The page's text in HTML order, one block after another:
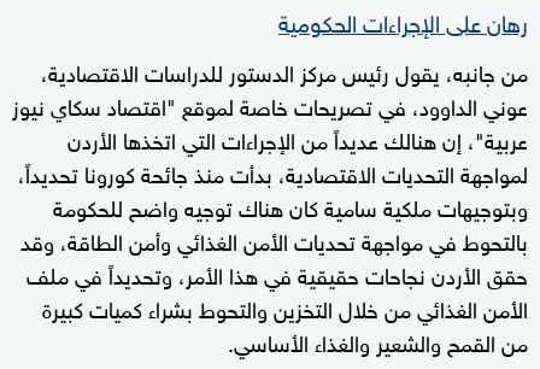
رهان على الإجراءات الحكومية
من جانبه، يقول رئيس مركز الدستور للدراسات الاقتصادية،
عوني الداوود، في تصريحات خاصة لموقع "اقتصاد سكاي نيوز
عربية"، إن هنالك عديداً من الإجراءات التي اتخذها الأردن
لمواجهة التحديات الاقتصادية، بدأت منذ جائحة كورونا تحديداً،
وبتوجيهات ملكية سامية كان هناك توجيه واضح للحكومة
بالتحوط في مواجهة تحديات الأمن الغذائي وأمن الطاقة، وقد
حقق الأردن نجاحات حقيقية في هذا الأمر، وتحديداً في ملف
الأمن الغذائي من خلال التخزين والتحوط بشراء كميات كبيرة
من القمح والشعير والغذاء الأساسي.